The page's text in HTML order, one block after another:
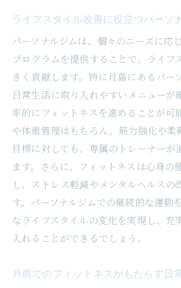
ライフスタイル改善に役立つパーソ
パーソナルジムは、個々のニーズに応
プログラムを提供することで、ライフ
きく貢献します。特に月島にあるパー
日常生活に取り入れやすいメニューが
率的にフィットネスを進めることが可
や体重管理はもちろん、筋力強化や柔
目標に対しても、専属のトレーナーが
ます。さらに、フィットネスは心身の
し、ストレス軽減やメンタルヘルスの
す。パーソナルジムでの継続的な運動
なライフスタイルの変化を実現し、充
入れることができるでしょう。
月島でのフィットネスがもたらす日